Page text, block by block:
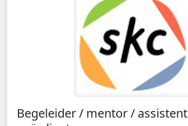
Begeleider / mentor / assistent